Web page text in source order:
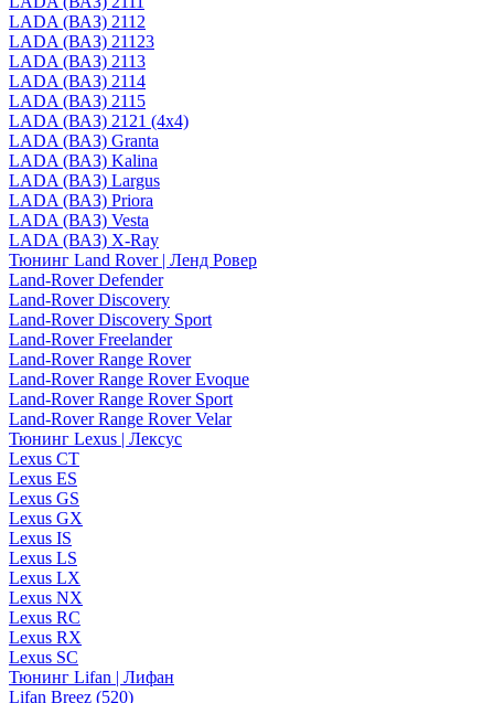
LADA (ВАЗ) 2112
LADA (ВАЗ) 21123
LADA (ВАЗ) 2113
LADA (ВАЗ) 2114
LADA (ВАЗ) 2115
LADA (ВАЗ) 2121 (4x4)
LADA (ВАЗ) Granta
LADA (ВАЗ) Kalina
LADA (ВАЗ) Largus
LADA (ВАЗ) Priora
LADA (ВАЗ) Vesta
LADA (ВАЗ) X-Ray
Тюнинг Land Rover | Ленд Ровер
Land-Rover Defender
Land-Rover Discovery
Land-Rover Discovery Sport
Land-Rover Freelander
Land-Rover Range Rover
Land-Rover Range Rover Evoque
Land-Rover Range Rover Sport
Land-Rover Range Rover Velar
Тюнинг Lexus | Лексус
Lexus CT
Lexus ES
Lexus GS
Lexus GX
Lexus IS
Lexus LS
Lexus LX
Lexus NX
Lexus RC
Lexus RX
Lexus SC
Тюнинг Lifan | Лифан
Lifan Breez (520)